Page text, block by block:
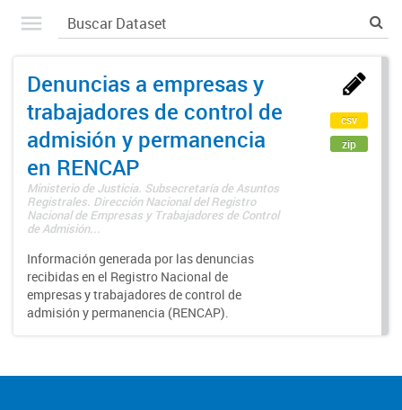
Denuncias a empresas y
trabajadores de control de
admisión y permanencia
en RENCAP
Ministerio de Justicia. Subsecretaría de Asuntos
Registrales. Dirección Nacional del Registro
Nacional de Empresas y Trabajadores de Control
de Admisión...
Información generada por las denuncias
recibidas en el Registro Nacional de
empresas y trabajadores de control de
admisión y permanencia (RENCAP).
csv
zip